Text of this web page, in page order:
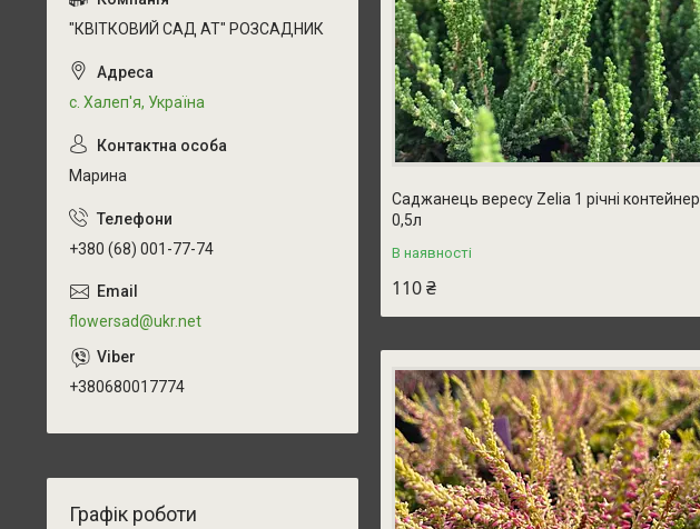
Саджанець вересу Zelia 1 річні контейнер
0,5л
В наявності
110 ₴
"КВІТКОВИЙ САД АТ" РОЗСАДНИК
с. Халеп'я, Україна
Марина
+380 (68) 001-77-74
flowersad@ukr.net
+380680017774
Графік роботи